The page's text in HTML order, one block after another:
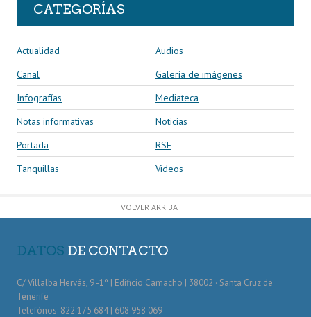
CATEGORÍAS
Actualidad
Audios
Canal
Galería de imágenes
Infografías
Mediateca
Notas informativas
Noticias
Portada
RSE
Tanquillas
Vídeos
VOLVER ARRIBA
DATOS DE CONTACTO
C/ Villalba Hervás, 9 -1º | Edificio Camacho | 38002 · Santa Cruz de
Tenerife
Telefónos: 822 175 684 | 608 958 069